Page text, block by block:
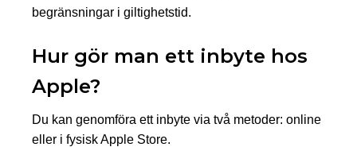
begränsningar i giltighetstid.
Hur gör man ett inbyte hos
Apple?
Du kan genomföra ett inbyte via två metoder: online
eller i fysisk Apple Store.